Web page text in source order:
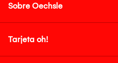
Sobre Oechsle
Tarjeta oh!